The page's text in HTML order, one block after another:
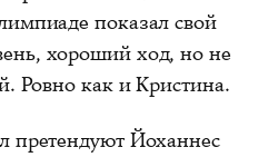
показал свой
хороший ход, но не
Ровно как и Кристина.
претендуют Йоханнес